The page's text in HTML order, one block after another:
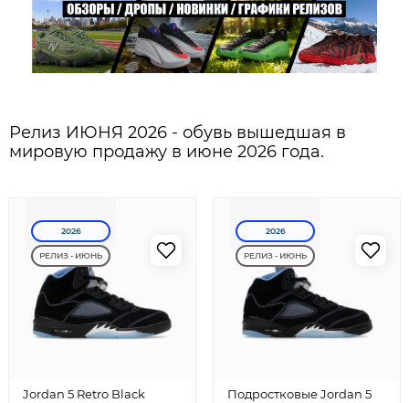
Релиз ИЮНЯ 2026 - обувь вышедшая в
мировую продажу в июне 2026 года.
2026
РЕЛИЗ - ИЮНЬ
Jordan 5 Retro Black
2026
РЕЛИЗ - ИЮНЬ
Подростковые Jordan 5